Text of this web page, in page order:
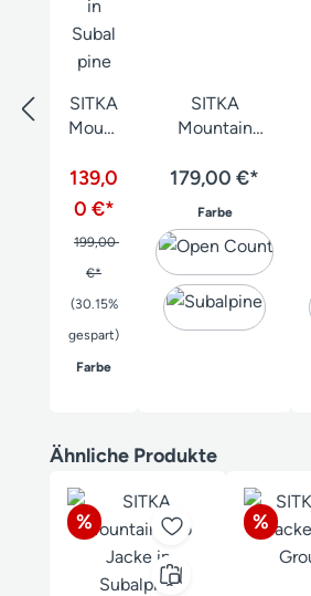
SITKA
Mount
Weste
139,0
0 €*
199,00
€*
(30.15%
gespart)
Farbeauswählen
SITKA
Mountain
179,00 €*
Farbeauswählen
Produktgalerie überspringen
Ähnliche Produkte
Rabatt
% Rabatt
%